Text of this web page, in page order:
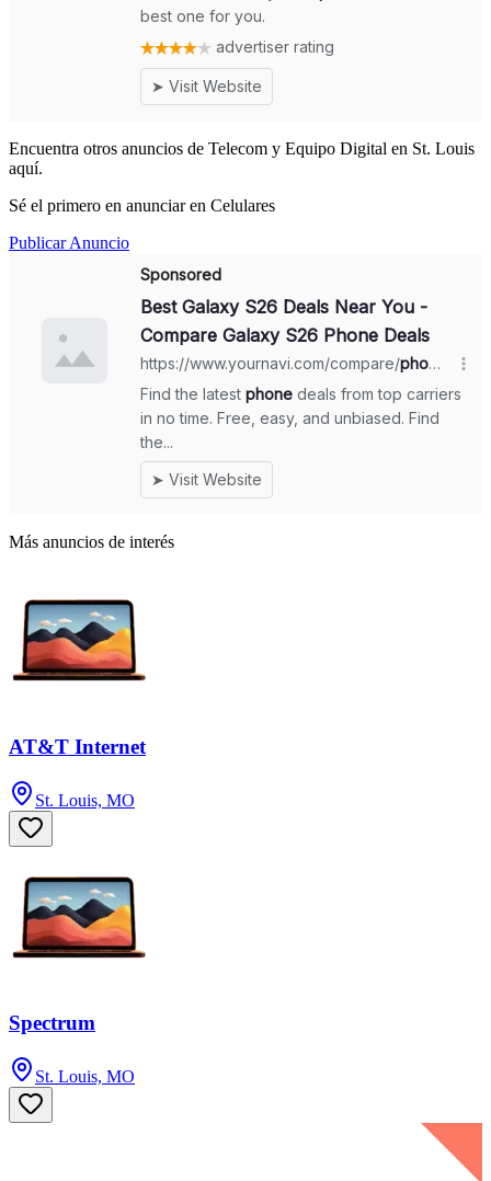
Encuentra otros anuncios de Telecom y Equipo Digital en St. Louis
aquí.
Sé el primero en anunciar en Celulares
Publicar Anuncio
Más anuncios de interés
AT&T Internet
St. Louis, MO
Spectrum
St. Louis, MO